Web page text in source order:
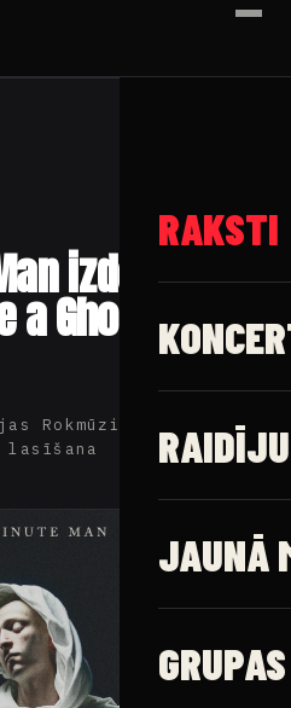
✕
RAKSTI
JAUNĀ
GRUPAS
izdod
a Ghost to
Rokmūzikas